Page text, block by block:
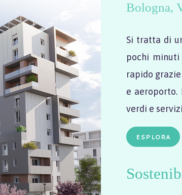
Bologna
Si tratta di
pochi
rapido
e aeroporto.
verdi e
ESPLORA